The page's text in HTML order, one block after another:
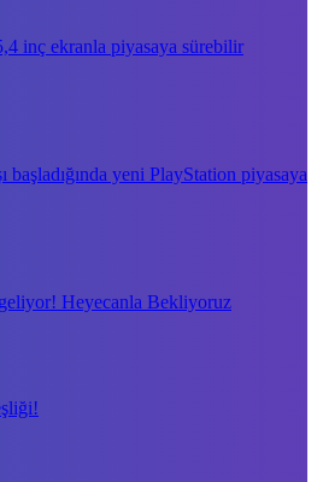
inç ekranla piyasaya sürebilir
başladığında yeni PlayStation piyasaya
Heyecanla Bekliyoruz